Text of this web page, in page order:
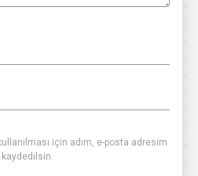
için adım, e-posta adresim
kaydedilsin.